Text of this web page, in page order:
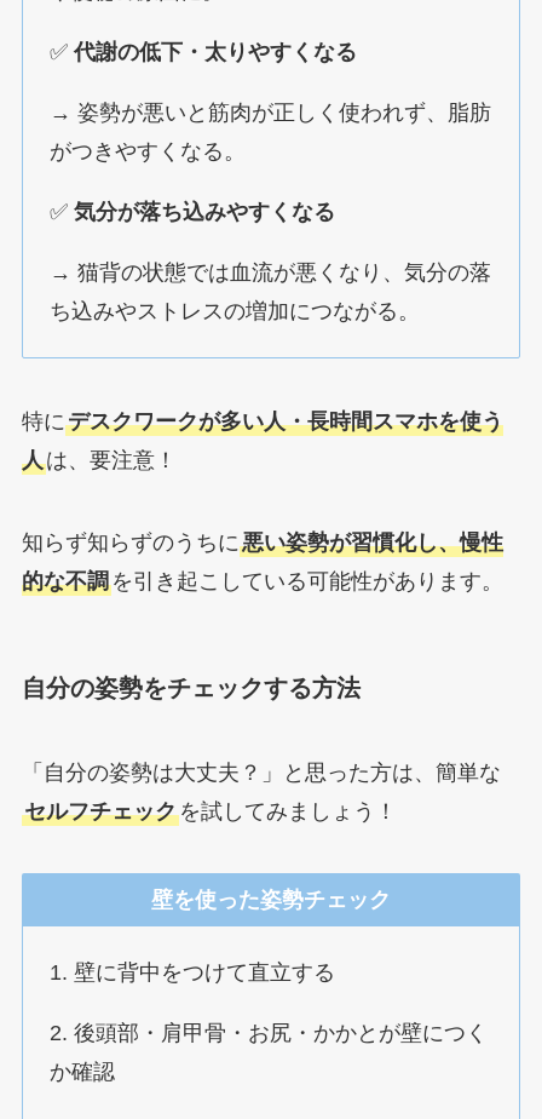
✅代謝の低下・太りやすくなる
→ 姿勢が悪いと筋肉が正しく使われず、脂肪
がつきやすくなる。
✅気分が落ち込みやすくなる
→ 猫背の状態では血流が悪くなり、気分の落
ち込みやストレスの増加につながる。
特にデスクワークが多い人・長時間スマホを使う
人は、要注意！
知らず知らずのうちに悪い姿勢が習慣化し、慢性
的な不調を引き起こしている可能性があります。
自分の姿勢をチェックする方法
「自分の姿勢は大丈夫？」と思った方は、簡単な
セルフチェックを試してみましょう！
壁を使った姿勢チェック
1. 壁に背中をつけて直立する
2. 後頭部・肩甲骨・お尻・かかとが壁につく
か確認